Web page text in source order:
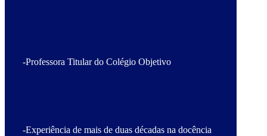
-Professora Titular do Colégio Objetivo
-Experiência de mais de duas décadas na docência